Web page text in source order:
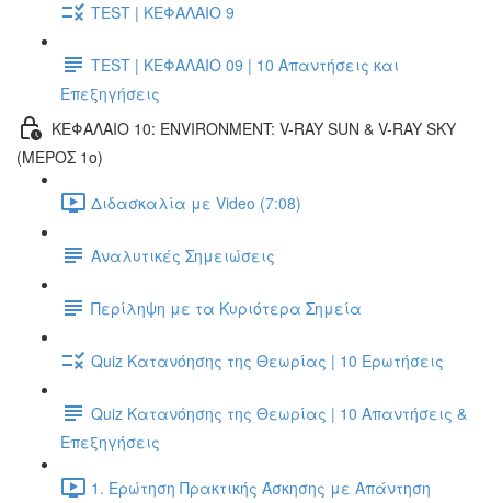
TEST | ΚΕΦΑΛΑΙΟ 9
TEST | ΚΕΦΑΛΑΙΟ 09 | 10 Απαντήσεις και
Επεξηγήσεις
ΚΕΦΑΛΑΙΟ 10: ENVIRONMENT: V-RAY SUN & V-RAY SKY
(ΜΕΡΟΣ 1ο)
Διδασκαλία με Video (7:08)
Αναλυτικές Σημειώσεις
Περίληψη με τα Κυριότερα Σημεία
Quiz Κατανόησης της Θεωρίας | 10 Ερωτήσεις
Quiz Κατανόησης της Θεωρίας | 10 Απαντήσεις &
Επεξηγήσεις
1. Ερώτηση Πρακτικής Άσκησης με Απάντηση